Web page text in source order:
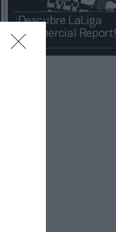
¡Descubre LaLiga
Commercial Report!​​